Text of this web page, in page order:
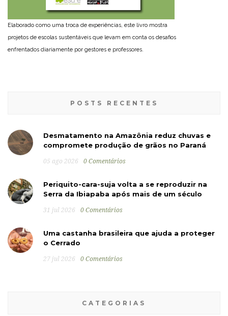
Elaborado como uma troca de experiências, este livro mostra
projetos de escolas sustentáveis que levam em conta os desafios
enfrentados diariamente por gestores e professores.
POSTS RECENTES
Desmatamento na Amazônia reduz chuvas e
compromete produção de grãos no Paraná
05 ago 2026 0 Comentários
Periquito-cara-suja volta a se reproduzir na
Serra da Ibiapaba após mais de um século
31 jul 2026 0 Comentários
Uma castanha brasileira que ajuda a proteger
o Cerrado
27 jul 2026 0 Comentários
CATEGORIAS